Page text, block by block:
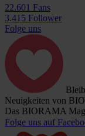
22.601 Fans
3.415 Follower
Folge uns
Neuigkeiten von
Das BIORAMA
Folge uns auf